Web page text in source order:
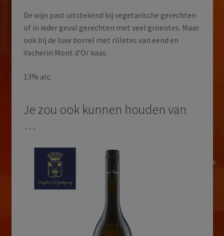
De wijn past uitstekend bij vegetarische gerechten
of in ieder geval gerechten met veel groentes. Maar
ook bij de luxe borrel met rilletes van eend en
Vacherin Mont d’Or kaas.
13% alc.
Je zou ook kunnen houden van
…